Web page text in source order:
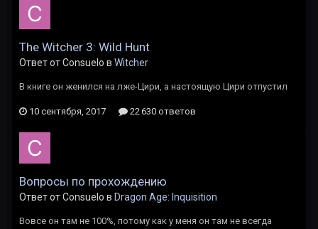
The Witcher 3: Wild Hunt
Ответ от Consuelo в Witcher
В книге он женился на лже-Цири, а настоящую Цири отпустил
10 сентября, 2017 22 630 ответов
Вопросы по прохождению
Ответ от Consuelo в Dragon Age: Inquisition
Вовсе он там не 100%, потому как у меня он там не всегда